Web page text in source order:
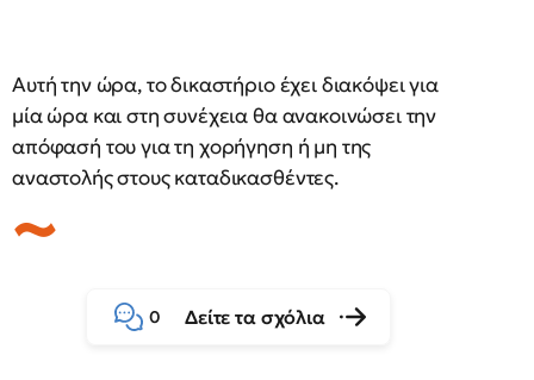
Αυτή την ώρα, το δικαστήριο έχει διακόψει για
μία ώρα και στη συνέχεια θα ανακοινώσει την
απόφασή του για τη χορήγηση ή μη της
αναστολής στους καταδικασθέντες.
0 Δείτε τα σχόλια